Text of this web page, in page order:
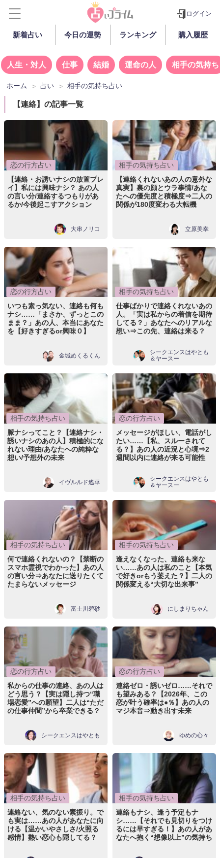
ログイン
新着占い 今日の運勢 ランキング 購入履歴
人生・対人 仕事 結婚 運命の人 相手の気持ち
ホーム 占い 相手の気持ち占い
【連絡】の記事一覧
恋の行方占い
【連絡・お誘いナシの放置プレ
イ】私には興味ナシ？ あの人
の言い分/連絡するつもりがあ
るか/今後起こすアクション
大串ノリコ
相手の気持ち占い
【連絡くれないあの人の意外な
真実】裏の顔とウラ事情/あな
たへの優先度と積極度⇒二人の
関係が180度変わる大転機
立原美幸
恋の行方占い
いつも素っ気ない、連絡も何も
ナシ……「まさか、ずっとこの
まま？」あの人、本当にあなた
を【好きすぎるor興味０】
金城めくるくん
相手の気持ち占い
仕事ばかりで連絡くれないあの
人。「実は私からの着信を期待
してる？」あなたへのリアルな
想い⇒この先、連絡は来る？
シークエンスはやとも
＆ヤースー
相手の気持ち占い
脈ナシってこと？【連絡ナシ・
誘いナシのあの人】積極的にな
れない理由/あなたへの純粋な
想い/予想外の未来
イヴルルド遙華
恋の行方占い
メッセージがほしい、電話がし
たい……【私、スルーされて
る？】あの人の近況と心境⇒2
週間以内に連絡が来る可能性
シークエンスはやとも
＆ヤースー
相手の気持ち占い
何で連絡くれないの？【禁断の
スマホ霊視でわかった】あの人
の言い分⇒あなたに送りたくて
たまらないメッセージ
富士川碧砂
相手の気持ち占い
逢えなくなった、連絡も来な
い……あの人は私のこと【本気
で好きorもう萎えた？】二人の
関係変える“大切な出来事”
にしまりちゃん
恋の行方占い
私からの仕事の連絡、あの人は
どう思う？【実は隠し持つ“職
場恋愛”への願望】二人は“ただ
の仕事仲間”から卒業できる？
シークエンスはやとも
恋の行方占い
連絡ゼロ・誘いゼロ……それで
も望みある？【2026年、この
恋が叶う確率は●％】あの人の
マジ本音⇒動き出す未来
ゆめの心々
相手の気持ち占い
連絡ない、気のない素振り。で
も実は……あの人があなたに向
ける【温かいやさしさ/火照る
感情】熱い恋心も隠してる？
相手の気持ち占い
連絡もナシ、逢う予定もナ
シ……【それでも見切りをつけ
るには早すぎる！】あの人があ
なたへ抱く“想像以上”の気持ち